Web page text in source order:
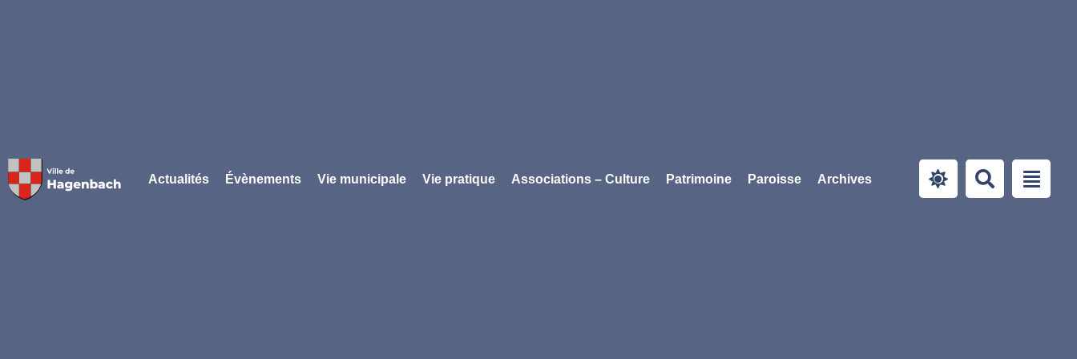
Actualités Évènements Vie municipale Vie pratique Associations – Culture Patrimoine Paroisse Archives